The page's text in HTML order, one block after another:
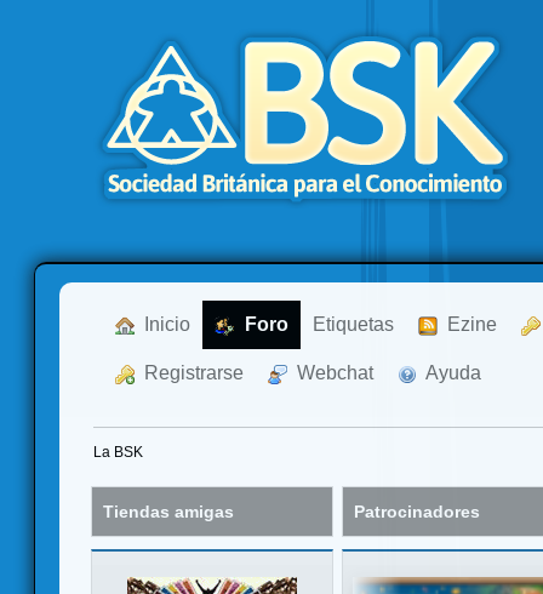
Inicio Foro Etiquetas Ezine
Registrarse Webchat Ayuda
La BSK
Tiendas amigas Patrocinadores